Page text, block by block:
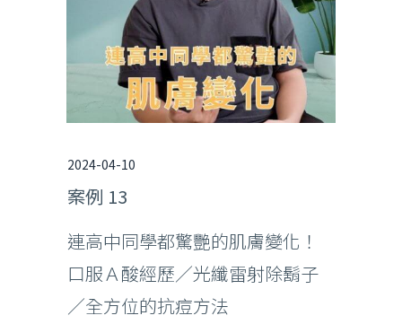
2024-04-10
案例 13
連高中同學都驚艷的肌膚變化！
口服Ａ酸經歷／光纖雷射除鬍子
／全方位的抗痘方法